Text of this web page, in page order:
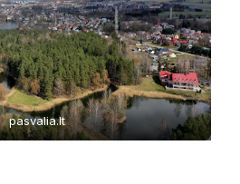
pasvalia.lt